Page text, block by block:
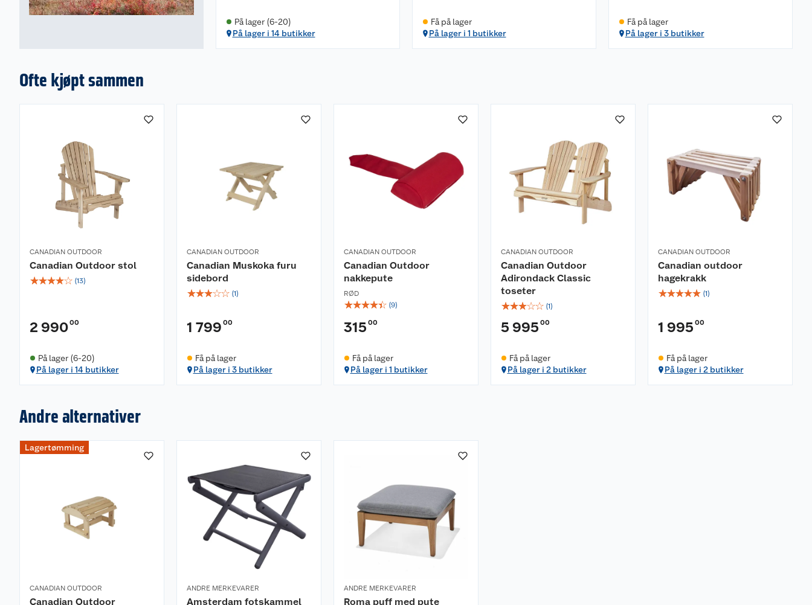
På lager (6-20)
På lager i 14 butikker
Få på lager
På lager i 1 butikker
Få på lager
På lager i 3 butikker
Ofte kjøpt sammen
CANADIAN OUTDOOR
Canadian Outdoor stol
☆☆☆☆☆ (13)
2 99000
På lager (6-20)
På lager i 14 butikker
CANADIAN OUTDOOR
Canadian Muskoka furu
sidebord
☆☆☆☆☆ (1)
1 799 00
Få på lager
På lager i 3 butikker
CANADIAN OUTDOOR
Canadian Outdoor
nakkepute
RØD
☆☆☆☆☆ (9)
315 00
Få på lager
På lager i 1 butikker
CANADIAN OUTDOOR
Canadian Outdoor
Adirondack Classic
toseter
☆☆☆☆☆ (1)
5 995 00
Få på lager
På lager i 2 butikker
CANADIAN OUTDOOR
Canadian outdoor
hagekrakk
☆☆☆☆☆ (1)
1 995 00
Få på lager
På lager i 2 butikker
Andre alternativer
Lagertømming
CANADIAN OUTDOOR
Canadian Outdoor
ANDRE MERKEVARER
Amsterdam fotskammel
ANDRE MERKEVARER
Roma puff med pute